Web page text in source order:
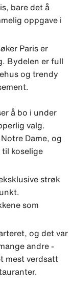
bare det å
oppgave i
Paris er
Bydelen er full
og trendy
å bo i under
valg.
Dame, og
koselige
strøk
som
og det var
andre -
mest verdsatt